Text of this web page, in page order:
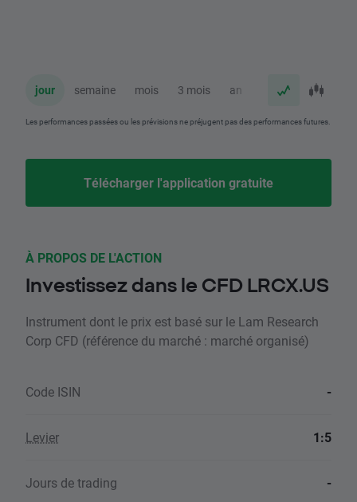
jour semaine mois 3 mois an
Les performances passées ou les prévisions ne préjugent pas des performances futures.
Télécharger l'application gratuite
À PROPOS DE L'ACTION
Investissez dans le CFD LRCX.US
Instrument dont le prix est basé sur le Lam Research
Corp CFD (référence du marché : marché organisé)
Code ISIN -
Levier 1:5
Jours de trading -